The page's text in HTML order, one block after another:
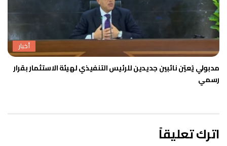
أخبار
مدبولي يُعيّن نائبين جديدين للرئيس التنفيذي لهيئة الاستثمار بقرار
رسمي
اترك تعليقاً